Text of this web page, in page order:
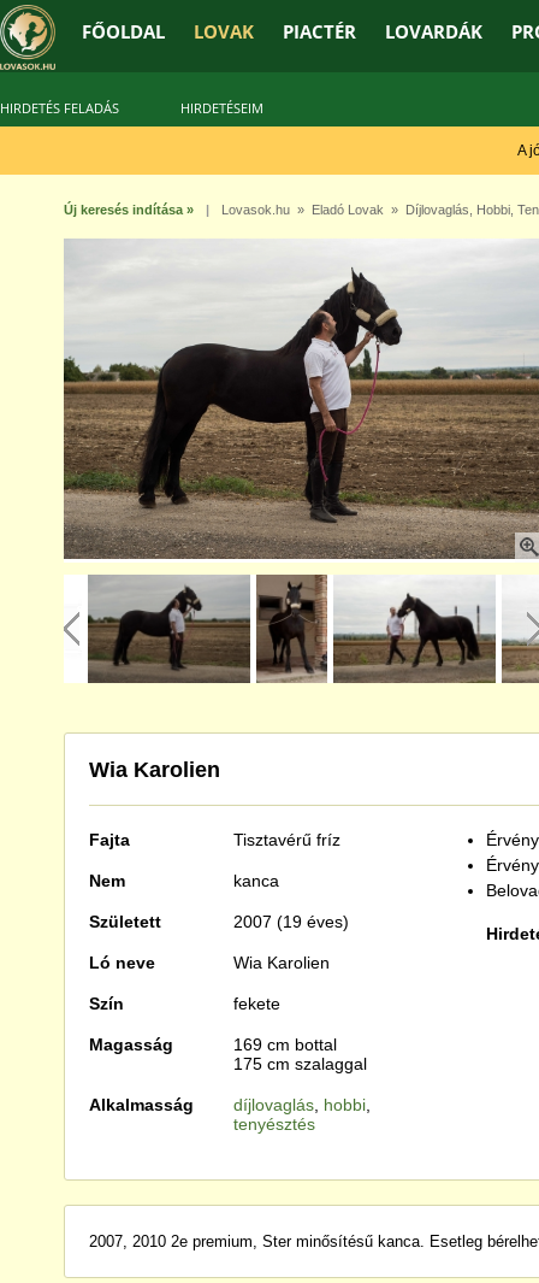
FŐOLDAL LOVAK PIACTÉR LOVARDÁK
HIRDETÉS FELADÁS HIRDETÉSEIM
A jó
Új keresés indítása » | Lovasok.hu» Eladó Lovak » Díjlovaglás Hobbi,
Wia Karolien
Fajta Tisztavérű fríz
Nem kanca
Született 2007 (19 éves)
Ló neve Wia Karolien
Szín fekete
Magasság
169 cm bottal
175 cm szalaggal
Alkalmasság díjlovaglás, hobbi,
tenyésztés
2007, 2010 2e premium, Ster minősítésű kanca. Esetleg